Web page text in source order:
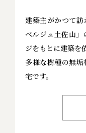
建築主がかつて
ベルジュ土佐山
ジをもとに建築を
多様な樹種の無
宅です。